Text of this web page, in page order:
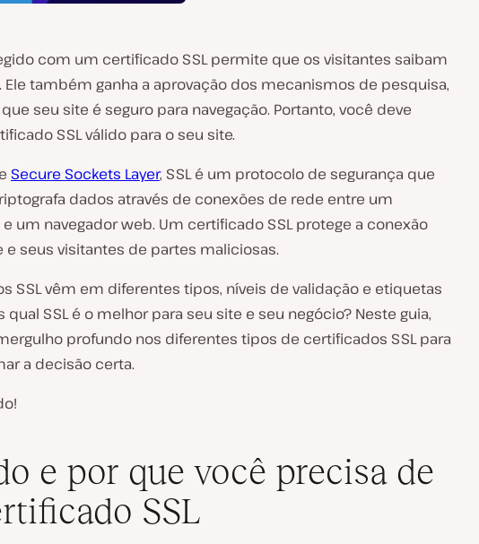
com um certificado SSL permite que os visitantes saibam
Ele também ganha a aprovação dos mecanismos de pesquisa,
seu site é seguro para navegação. Portanto, você deve
SSL válido para o seu site.
Secure Sockets Layer, SSL é um protocolo de segurança que
dados através de conexões de rede entre um
um navegador web. Um certificado SSL protege a conexão
e seus visitantes de partes maliciosas.
SSL vêm em diferentes tipos, níveis de validação e etiquetas
qual SSL é o melhor para seu site e seu negócio? Neste guia,
profundo nos diferentes tipos de certificados SSL para
a decisão certa.
e por que você precisa de
SSL